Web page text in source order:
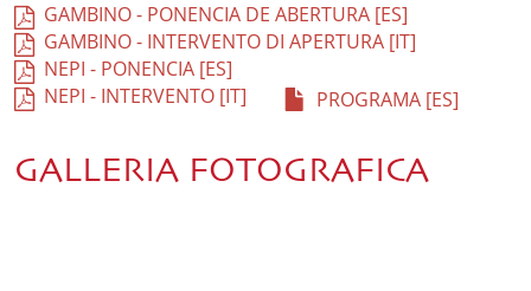
GAMBINO - PONENCIA DE ABERTURA [ES]
GAMBINO - INTERVENTO DI APERTURA [IT]
NEPI - PONENCIA [ES]
NEPI - INTERVENTO [IT]
PROGRAMA [ES]
GALLERIA FOTOGRAFICA